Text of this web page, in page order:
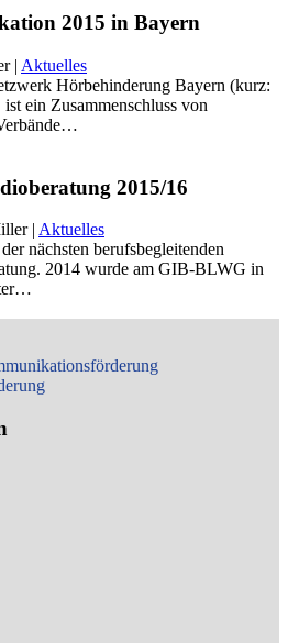
2015 in Bayern
| Aktuelles
Hörbehinderung Bayern (kurz:
ein Zusammenschluss von
2015/16
| Aktuelles
nächsten berufsbegleitenden
2014 wurde am GIB-BLWG in